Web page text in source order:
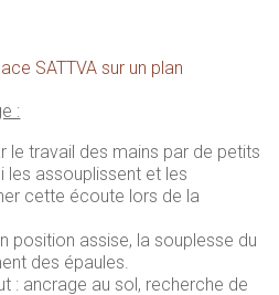
SATTVA sur un plan
:
le travail des mains par de petits
les assouplissent et les
cette écoute lors de la
position assise, la souplesse du
des épaules.
: ancrage au sol, recherche de